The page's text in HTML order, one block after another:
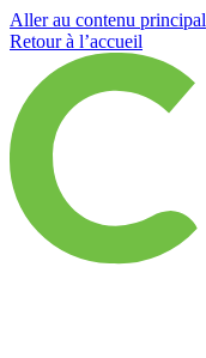
Aller au contenu principal
Retour à l’accueil